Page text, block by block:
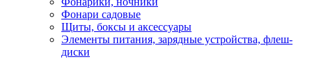
Фонари садовые
Щиты, боксы и аксессуары
Элементы питания, зарядные устройства, флеш-
диски